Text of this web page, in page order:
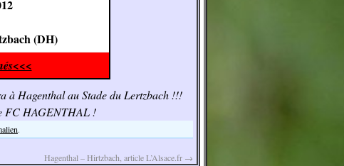
(DH)
à Hagenthal au Stade du Lertzbach !!!
FC HAGENTHAL !
.
Hagenthal – Hirtzbach, article L’Alsace.fr →